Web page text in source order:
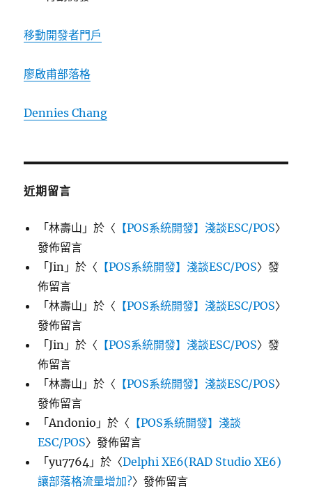
移動開發者門戶
廖啟甫部落格
Dennies Chang
近期留言
「林壽山 」於〈 【POS系統開發】淺談ESC/POS〉
發佈留言
「Jin 」於〈 【POS系統開發】淺談ESC/POS〉發
佈留言
「林壽山 」於〈 【POS系統開發】淺談ESC/POS〉
發佈留言
「Jin 」於〈 【POS系統開發】淺談ESC/POS〉發
佈留言
「林壽山 」於〈 【POS系統開發】淺談ESC/POS〉
發佈留言
「Andonio 」於〈 【POS系統開發】淺談
ESC/POS〉發佈留言
「yu7764 」於〈Delphi XE6(RAD Studio XE6)
讓部落格流量增加?〉發佈留言